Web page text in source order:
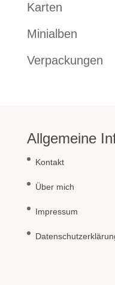
Karten
Minialben
Verpackungen
Allgemeine
Kontakt
Über mich
Impressum